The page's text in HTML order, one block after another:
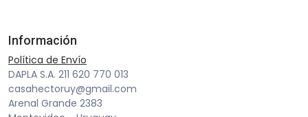
Información
Política de Envío
DAPLA S.A. 211 620 770 013
casahectoruy@gmail.com
Arenal Grande 2383